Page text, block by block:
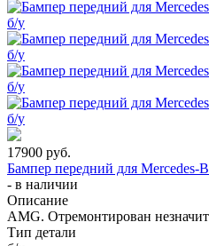
17900 руб.
Бампер передний для Mercedes-
- в наличии
Описание
AMG. Отремонтирован
Тип детали